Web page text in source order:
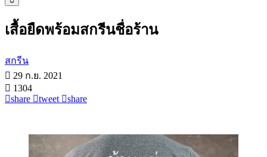
เสื้อยืดพร้อมสกรีนชื่อร้าน
สกรีน
29 ก.ย. 2021
1304
share
tweet share